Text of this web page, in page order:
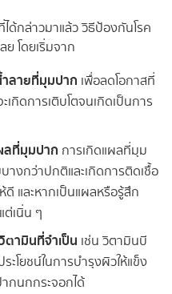
ด้กล่าวมาแล้ว วิธีป้องกันโรค
ย โดยเริ่มจาก
ลายที่มุมปาก เพื่อลดโอกาสที่
เกิดการเติบโตจนเกิดเป็นการ
ลที่มุมปาก การเกิดแผลที่มุม
งกว่าปกติและเกิดการติดเชื้อ
และหากเป็นแผลหรือรู้สึก
ต่เนิ่น ๆ
ามินที่จำเป็น เช่น วิตามินบี
ะโยชน์ในการบำรุงผิวให้แข็ง
กนกกระจอกได้